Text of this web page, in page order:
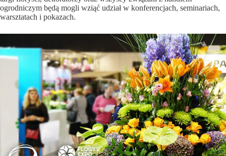
ogrodniczym będą mogli wziąć udział w konferencjach, seminariach,
warsztatach i pokazach.